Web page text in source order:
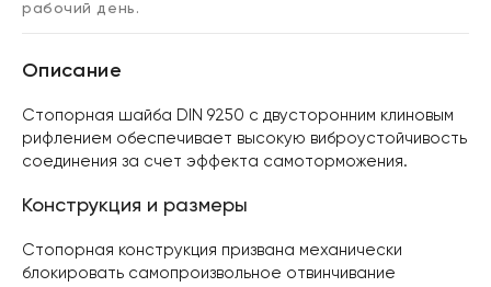
рабочий день.
Описание
Стопорная шайба DIN 9250 с двусторонним клиновым
рифлением обеспечивает высокую виброустойчивость
соединения за счет эффекта самоторможения.
Конструкция и размеры
Стопорная конструкция призвана механически
блокировать самопроизвольное отвинчивание